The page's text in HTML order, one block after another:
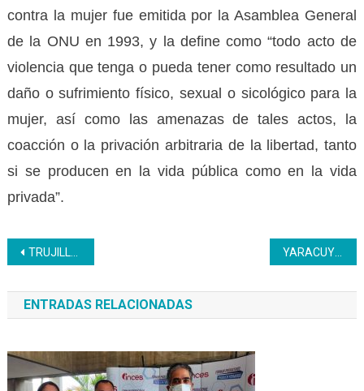
contra la mujer fue emitida por la Asamblea General
de la ONU en 1993, y la define como “todo acto de
violencia que tenga o pueda tener como resultado un
daño o sufrimiento físico, sexual o sicológico para la
mujer, así como las amenazas de tales actos, la
coacción o la privación arbitraria de la libertad, tanto
si se producen en la vida pública como en la vida
privada”.
Navegación
de
entradas
TRUJILLO | Inces participa en el encendido de luces de Valera YARACUY | Inces certificó en Operador de Montacargas a trabajadores de la empresa Excélsior
ENTRADAS RELACIONADAS